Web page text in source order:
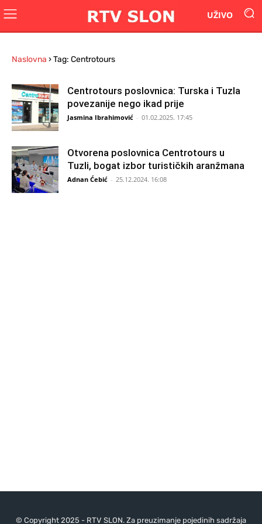
UŽIVO
Naslovna ›Tag: Centrotours
Centrotours poslovnica: Turska i Tuzla
povezanije nego ikad prije
Jasmina Ibrahimović - 01.02.2025. 17:45
Otvorena poslovnica Centrotours u
Tuzli, bogat izbor turističkih aranžmana
Adnan Ćebić - 25.12.2024. 16:08
© Copyright 2025 - RTV SLON. Za preuzimanje pojedinih sadržaja